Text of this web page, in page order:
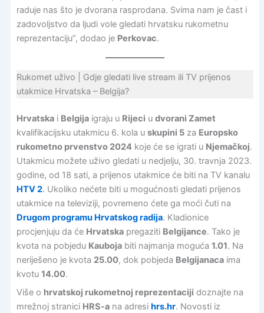
raduje nas što je dvorana rasprodana. Svima nam je čast i
zadovoljstvo da ljudi vole gledati hrvatsku rukometnu
reprezentaciju”, dodao je Perkovac.
Rukomet uživo | Gdje gledati live stream ili TV prijenos
utakmice Hrvatska – Belgija?
Hrvatskai Belgijaigraju u Rijeci u dvorani Zamet
kvalifikacijsku utakmicu 6. kola u skupini 5za Europsko
rukometno prvenstvo 2024koje će se igrati u Njemačkoj.
Utakmicu možete uživo gledati u nedjelju, 30. travnja 2023.
godine, od 18 sati, a prijenos utakmice će biti na TV kanalu
HTV 2. Ukoliko nećete biti u mogućnosti gledati prijenos
utakmice na televiziji, povremeno ćete ga moći čuti na
Drugom programu Hrvatskog radija. Kladionice
procjenjuju da će Hrvatskapregaziti Belgijance. Tako je
kvota na pobjedu Kaubojabiti najmanja moguća 1.01. Na
neriješeno je kvota 25.00, dok pobjeda Belgijanacaima
kvotu 14.00.
Više o hrvatskoj rukometnoj reprezentaciji doznajte na
mrežnoj stranici HRS-ana adresi hrs.hr. Novosti iz